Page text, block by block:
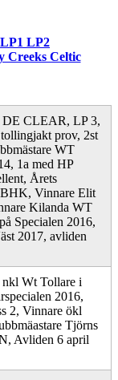
LP1 LP2
Creeks Celtic
CLEAR, LP 3,
prov, 2st
WT
1a med HP
Årets
Vinnare Elit
Kilanda WT
Specialen 2016,
2017, avliden
Wt Tollare i
2016,
2, Vinnare ökl
Tjörns
Avliden 6 april